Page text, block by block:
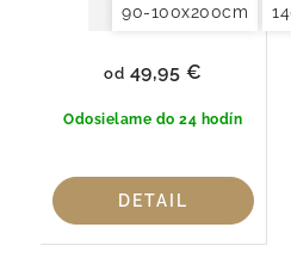
90-100x200cm
Odosielame do 24 hodín
od 49,95 €
DETAIL